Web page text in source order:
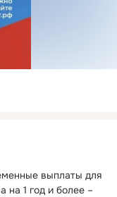
выплаты для
на 1 год и более –